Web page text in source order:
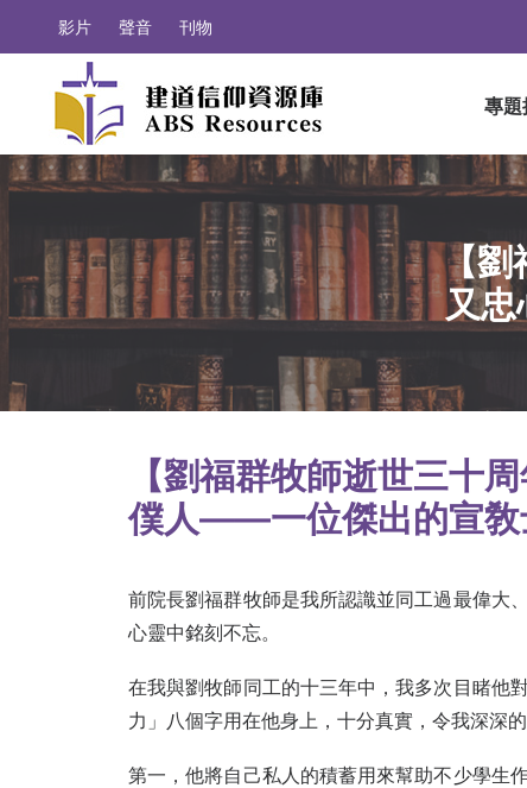
影片 聲音 刊物
專題
【劉
又
【劉福群牧師逝世三十
僕人——一位傑出的宣敎
前院長劉福群牧師是我所認識並同工過最偉大
心靈中銘刻不忘。
在我與劉牧師同工的十三年中，我多次目睹他
力」八個字用在他身上，十分真實，令我深深
第一，他將自己私人的積蓄用來幫助不少學生